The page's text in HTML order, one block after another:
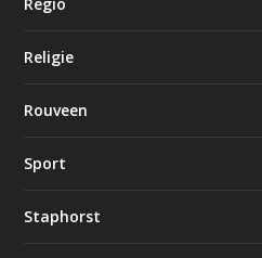
Religie
Rouveen
Sport
Staphorst